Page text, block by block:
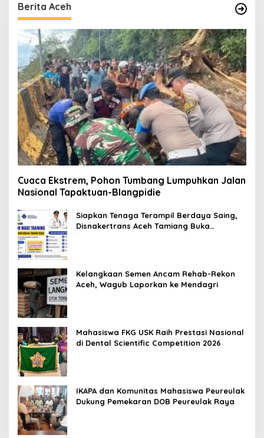
Berita Aceh
Cuaca Ekstrem, Pohon Tumbang Lumpuhkan Jalan
Nasional Tapaktuan-Blangpidie
Siapkan Tenaga Terampil Berdaya Saing,
Disnakertrans Aceh Tamiang Buka
Kelangkaan Semen Ancam Rehab-Rekon
Aceh, Wagub Laporkan ke Mendagri
Mahasiswa FKG USK Raih Prestasi Nasional
di Dental Scientific Competition 2026
IKAPA dan Komunitas Mahasiswa Peureulak
Dukung Pemekaran DOB Peureulak Raya